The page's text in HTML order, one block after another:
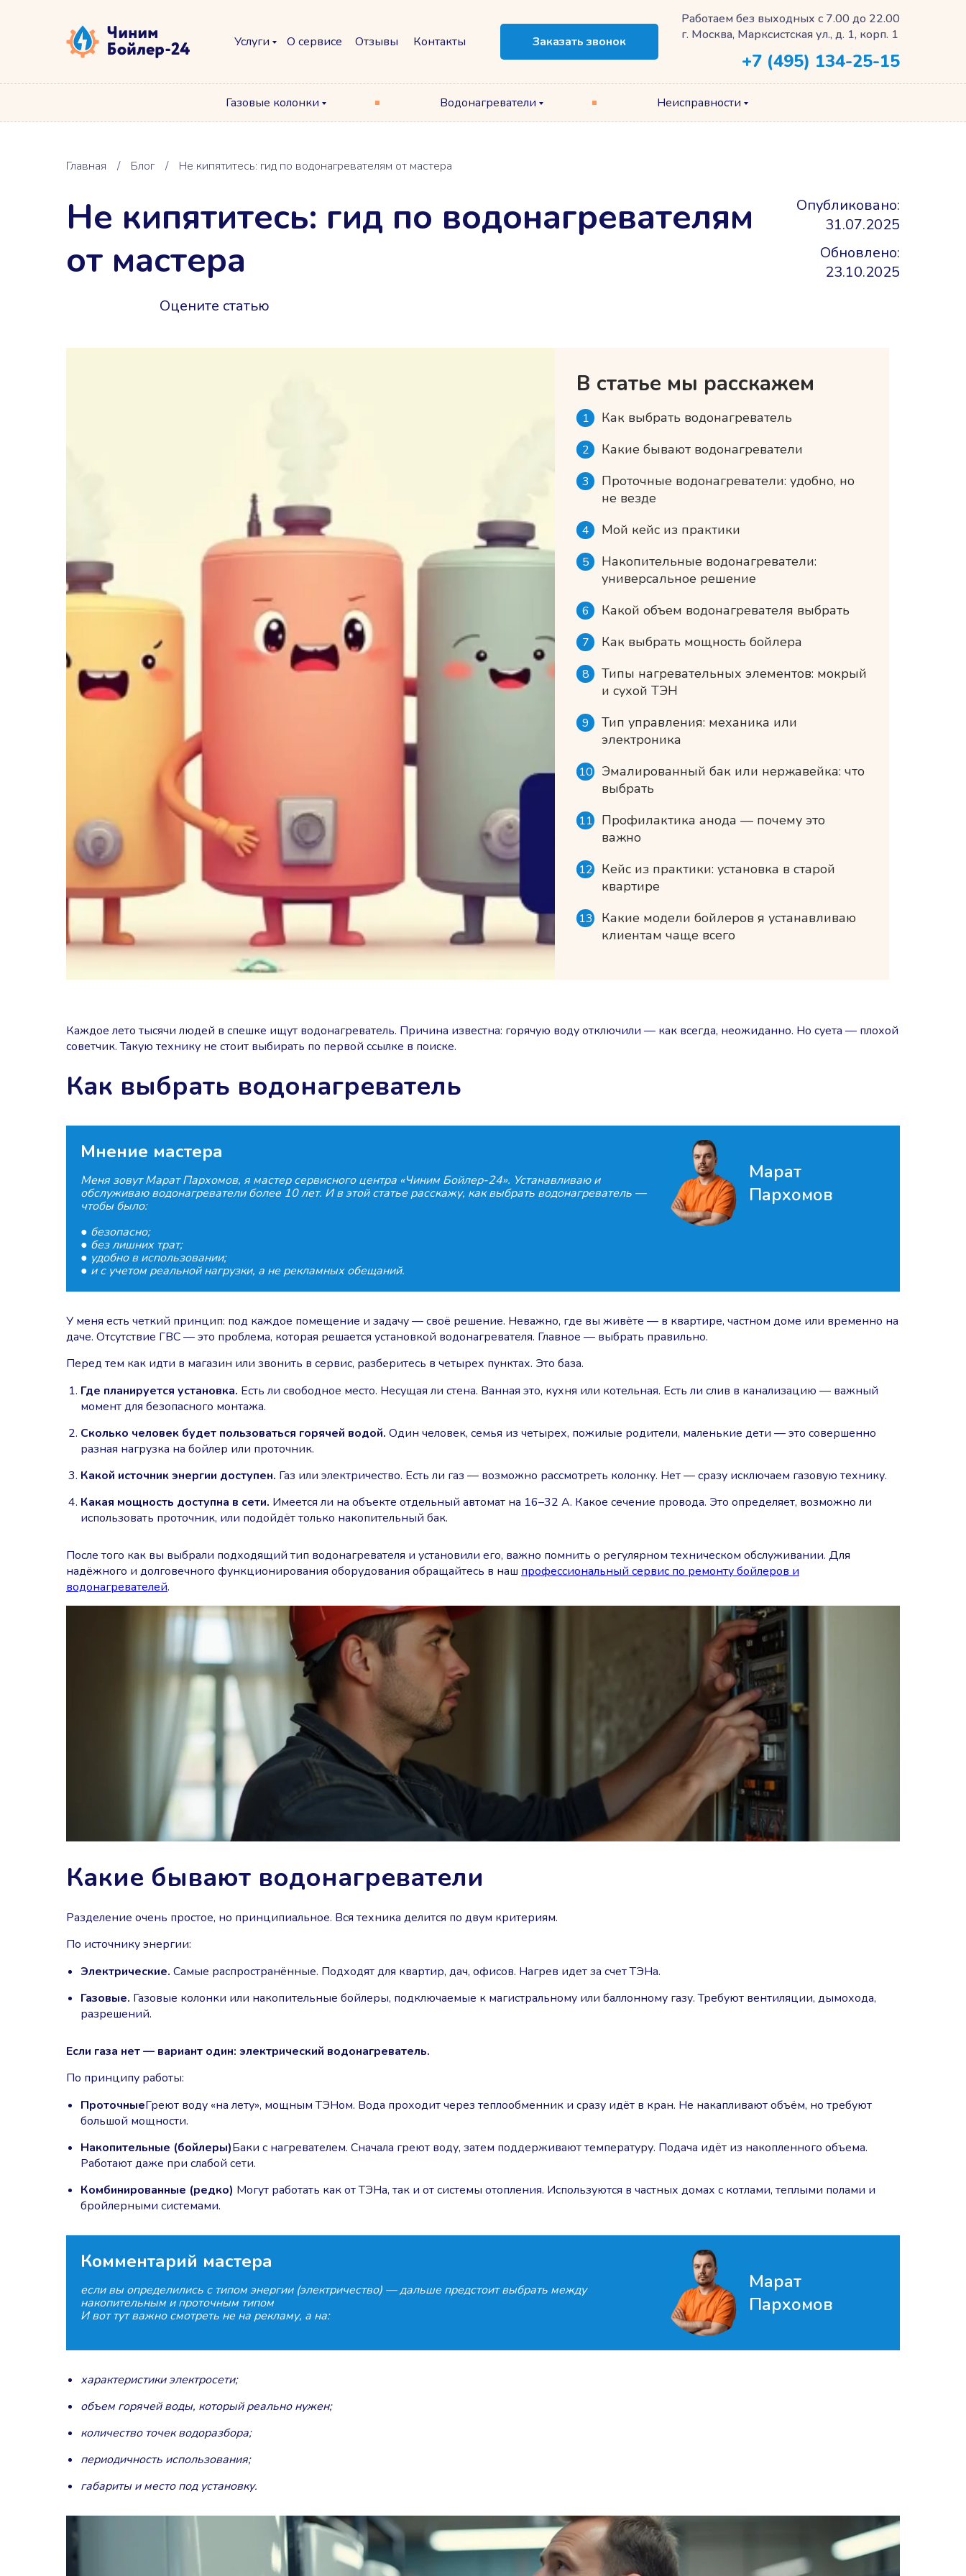
Услуги О сервисе Отзывы Контакты Заказать звонок
Работаем без выходных с 7.00 до 22.00
г. Москва, Марксистская ул., д. 1, корп. 1
+7 (495) 134-25-15
Газовые колонки Водонагреватели Неисправности
Главная / Блог / Не кипятитесь: гид по водонагревателям от мастера
Не кипятитесь: гид по водонагревателям
от мастера
Оцените статью
Опубликовано:
31.07.2025
Обновлено:
23.10.2025
В статье мы расскажем
Как выбрать водонагреватель
Какие бывают водонагреватели
Проточные водонагреватели: удобно, но
не везде
Мой кейс из практики
Накопительные водонагреватели:
универсальное решение
Какой объем водонагревателя выбрать
Как выбрать мощность бойлера
Типы нагревательных элементов: мокрый
и сухой ТЭН
Тип управления: механика или
электроника
Эмалированный бак или нержавейка: что
выбрать
Профилактика анода — почему это
важно
Кейс из практики: установка в старой
квартире
Какие модели бойлеров я устанавливаю
клиентам чаще всего
Каждое лето тысячи людей в спешке ищут водонагреватель. Причина известна: горячую воду отключили — как всегда, неожиданно. Но суета — плохой
советчик. Такую технику не стоит выбирать по первой ссылке в поиске.
Как выбрать водонагреватель
Мнение мастера
Меня зовут Марат Пархомов, я мастер сервисного центра «Чиним Бойлер-24». Устанавливаю и
обслуживаю водонагреватели более 10 лет. И в этой статье расскажу, как выбрать водонагреватель —
чтобы было:
● безопасно;
● без лишних трат;
● удобно в использовании;
● и с учетом реальной нагрузки, а не рекламных обещаний.
Марат
Пархомов
У меня есть четкий принцип: под каждое помещение и задачу — своё решение. Неважно, где вы живёте — в квартире, частном доме или временно на
даче. Отсутствие ГВС — это проблема, которая решается установкой водонагревателя. Главное — выбрать правильно.
Перед тем как идти в магазин или звонить в сервис, разберитесь в четырех пунктах. Это база.
Где планируется установка. Есть ли свободное место. Несущая ли стена. Ванная это, кухня или котельная. Есть ли слив в канализацию — важный
момент для безопасного монтажа.
Сколько человек будет пользоваться горячей водой. Один человек, семья из четырех, пожилые родители, маленькие дети — это совершенно
разная нагрузка на бойлер или проточник.
Какой источник энергии доступен. Газ или электричество. Есть ли газ — возможно рассмотреть колонку. Нет — сразу исключаем газовую технику.
Какая мощность доступна в сети. Имеется ли на объекте отдельный автомат на 16–32 А. Какое сечение провода. Это определяет, возможно ли
использовать проточник, или подойдёт только накопительный бак.
После того как вы выбрали подходящий тип водонагревателя и установили его, важно помнить о регулярном техническом обслуживании. Для
надёжного и долговечного функционирования оборудования обращайтесь в наш профессиональный сервис по ремонту бойлеров и
водонагревателей.
Какие бывают водонагреватели
Разделение очень простое, но принципиальное. Вся техника делится по двум критериям.
По источнику энергии:
Электрические. Самые распространённые. Подходят для квартир, дач, офисов. Нагрев идет за счет ТЭНа.
Газовые. Газовые колонки или накопительные бойлеры, подключаемые к магистральному или баллонному газу. Требуют вентиляции, дымохода,
разрешений.
Если газа нет — вариант один: электрический водонагреватель.
По принципу работы:
ПроточныеГреют воду «на лету», мощным ТЭНом. Вода проходит через теплообменник и сразу идёт в кран. Не накапливают объём, но требуют
большой мощности.
Накопительные (бойлеры)Баки с нагревателем. Сначала греют воду, затем поддерживают температуру. Подача идёт из накопленного объема.
Работают даже при слабой сети.
Комбинированные (редко) Могут работать как от ТЭНа, так и от системы отопления. Используются в частных домах с котлами, теплыми полами и
бройлерными системами.
Комментарий мастера
если вы определились с типом энергии (электричество) — дальше предстоит выбрать между
накопительным и проточным типом
И вот тут важно смотреть не на рекламу, а на:
Марат
Пархомов
характеристики электросети;
объем горячей воды, который реально нужен;
количество точек водоразбора;
периодичность использования;
габариты и место под установку.